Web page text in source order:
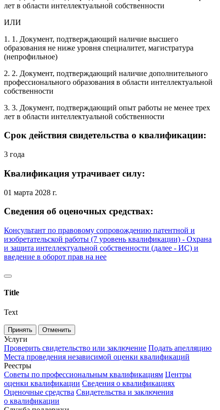
лет в области интеллектуальной собственности
ИЛИ
1. 1. Документ, подтверждающий наличие высшего
образования не ниже уровня специалитет, магистратура
(непрофильное)
2. 2. Документ, подтверждающий наличие дополнительного
профессионального образования в области интеллектуальной
собственности
3. 3. Документ, подтверждающий опыт работы не менее трех
лет в области интеллектуальной собственности
Срок действия свидетельства о квалификации:
3 года
Квалификация утрачивает силу:
01 марта 2028 г.
Сведения об оценочных средствах:
Консультант по правовому сопровождению патентной и
изобретательской работы (7 уровень квалификации) - Охрана
и защита интеллектуальной собственности (далее - ИС) и
введение в оборот прав на нее
Title
Text
Принять Отменить
Услуги
Проверить свидетельство или заключение Подать апелляцию
Места проведения независимой оценки квалификаций
Реестры
Советы по профессиональным квалификациям Центры
оценки квалификации Сведения о квалификациях
Оценочные средства Свидетельства и заключения
о квалификации